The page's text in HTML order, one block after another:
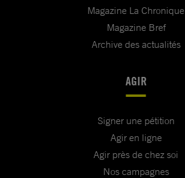
Magazine La Chronique
Magazine Bref
Archive des actualités
AGIR
Signer une pétition
Agir en ligne
Agir près de chez soi
Nos campagnes